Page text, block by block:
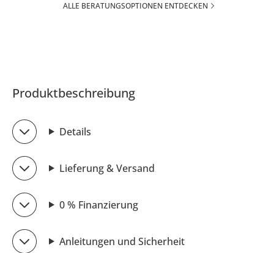
ALLE BERATUNGSOPTIONEN ENTDECKEN
Produktbeschreibung
Details
Lieferung & Versand
0 % Finanzierung
Anleitungen und Sicherheit